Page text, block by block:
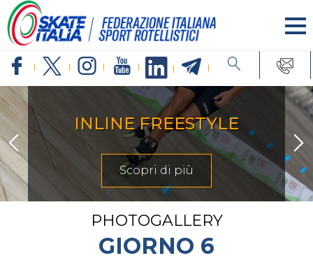
INLINE FREESTYLE
Scopri di più
PHOTOGALLERY
GIORNO 6